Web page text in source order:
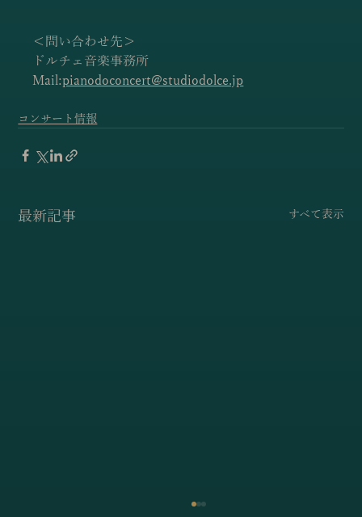
＜問い合わせ先＞
ドルチェ音楽事務所
Mail:pianodoconcert@studiodolce.jp
コンサート情報
最新記事 すべて表示